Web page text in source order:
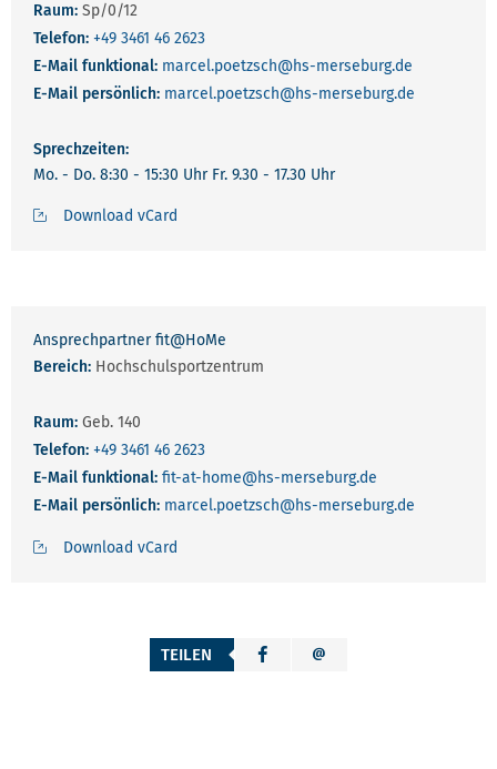
Raum: Sp/0/12
Telefon: +49 3461 46 2623
E-Mail funktional: marcel.poetzsch@hs-merseburg.de
E-Mail persönlich: marcel.poetzsch@hs-merseburg.de
Sprechzeiten:
Mo. - Do. 8:30 - 15:30 Uhr Fr. 9.30 - 17.30 Uhr
Download vCard
Ansprechpartner fit@HoMe
Bereich: Hochschulsportzentrum
Raum: Geb. 140
Telefon: +49 3461 46 2623
E-Mail funktional: fit-at-home@hs-merseburg.de
E-Mail persönlich: marcel.poetzsch@hs-merseburg.de
Download vCard
TEILEN